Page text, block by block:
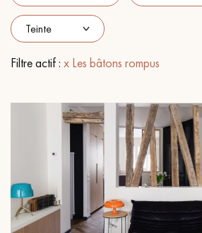
PARQUET VIEILLI
Nos conseillers sont
022 310 07 84
Filtre actif : x Les bâtons rompus